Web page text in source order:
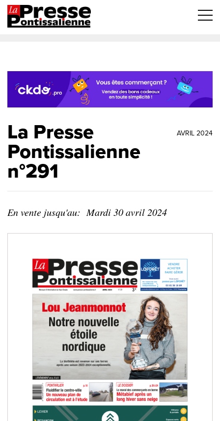
La Presse
Pontissalienne
n°291
AVRIL 2024
En vente jusqu'au: Mardi 30 avril 2024